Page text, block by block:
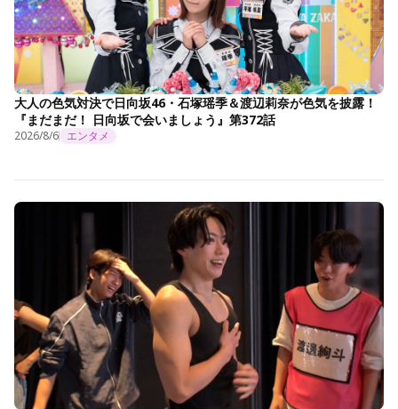
大人の色気対決で日向坂46・石塚瑶季＆渡辺莉奈が色気を披露！
『まだまだ！ 日向坂で会いましょう』第372話
2026/8/6 エンタメ